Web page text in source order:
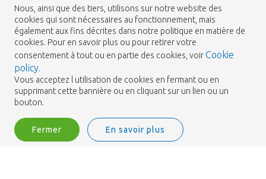
© 2026 -
Heemskerk Flowers is a trading name of BGH A.Heemskerk AZN b.v.
Nous, ainsi que des tiers, utilisons sur notre website des
cookies qui sont nécessaires au fonctionnement, mais
également aux fins décrites dans notre politique en matière de
cookies. Pour en savoir plus ou pour retirer votre
consentement à tout ou en partie des cookies, voirCookie
policy.
Vous acceptez l utilisation de cookies en fermant ou en
supprimant cette bannière ou en cliquant sur un lien ou un
bouton.
Fermer En savoir plus